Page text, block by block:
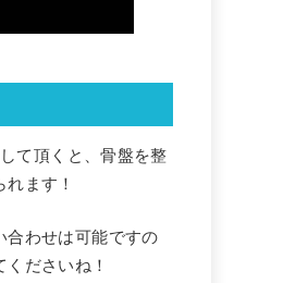
て頂くと、骨盤を整
ます！
合わせは可能ですの
ださいね！